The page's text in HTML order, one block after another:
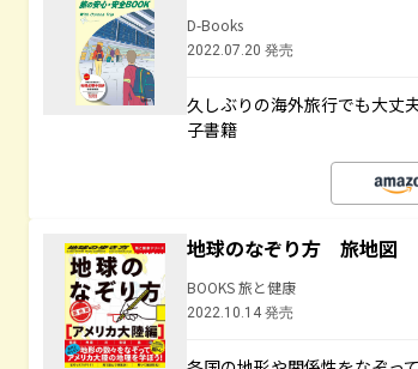
D-Books
2022.07.20 発売
久しぶりの海外旅行でも大丈
子書籍
地球のなぞり方 旅地図
BOOKS 旅と健康
2022.10.14 発売